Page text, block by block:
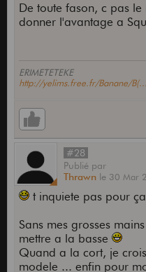
De toute fason, c pas
donner l'avantage a
ERIMETETEKE
http://yelims.free.fr/Banane/
#28
Publié par
Thrawn le 30 Mar
t inquiete pas pour
Sans mes grosses
mettre a la basse
Quand a la cort, je
modele ... enfin pour